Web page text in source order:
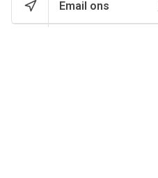
Email ons